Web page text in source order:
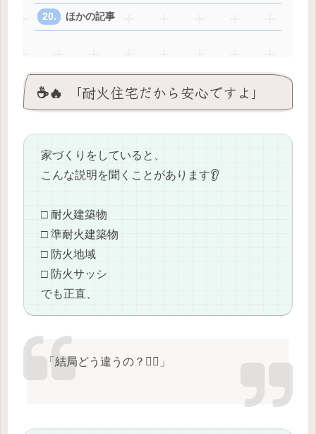
ほかの記事
☕️🔥 「耐火住宅だから安心ですよ」
家づくりをしていると、
こんな説明を聞くことがあります👂
□ 耐火建築物
□ 準耐火建築物
□ 防火地域
□ 防火サッシ
でも正直、
「結局どう違うの？😵‍💫」